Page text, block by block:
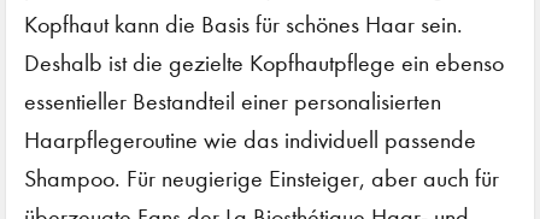
Kopfhaut kann die Basis für schönes Haar sein.
Deshalb ist die gezielte Kopfhautpflege ein ebenso
essentieller Bestandteil einer personalisierten
Haarpflegeroutine wie das individuell passende
Shampoo. Für neugierige Einsteiger, aber auch für